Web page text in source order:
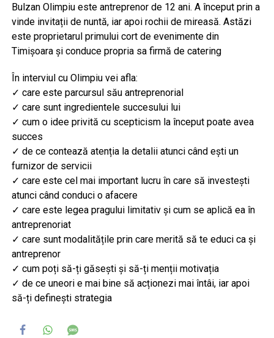
Bulzan Olimpiu este antreprenor de 12 ani. A început prin a
vinde invitații de nuntă, iar apoi rochii de mireasă. Astăzi
este proprietarul primului cort de evenimente din
Timișoara și conduce propria sa firmă de catering
În interviul cu Olimpiu vei afla:
✓ care este parcursul său antreprenorial
✓ care sunt ingredientele succesului lui
✓ cum o idee privită cu scepticism la început poate avea
succes
✓ de ce contează atenția la detalii atunci când ești un
furnizor de servicii
✓ care este cel mai important lucru în care să investești
atunci când conduci o afacere
✓ care este legea pragului limitativ și cum se aplică ea în
antreprenoriat
✓ care sunt modalitățile prin care merită să te educi ca și
antreprenor
✓ cum poți să-ți găsești și să-ți menții motivația
✓ de ce uneori e mai bine să acționezi mai întâi, iar apoi
să-ți definești strategia